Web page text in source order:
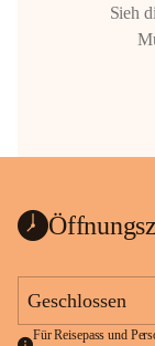
Sieh
Geschlossen
Für Reisepass und